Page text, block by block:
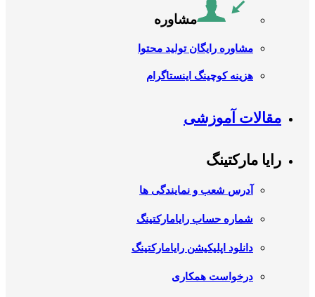
مشاوره
مشاوره رایگان تولید محتوا
هزینه کوچینگ اینستاگرام
مقالات آموزشی
رایا مارکتینگ
آدرس شعب و نمایندگی ها
شماره حساب رایامارکتینگ
دانلود اپلیکیشن رایامارکتینگ
درخواست همکاری